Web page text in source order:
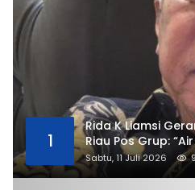
1
Rida K Liamsi
Riau Pos Grup:
Sabtu, 11 Juli 2026